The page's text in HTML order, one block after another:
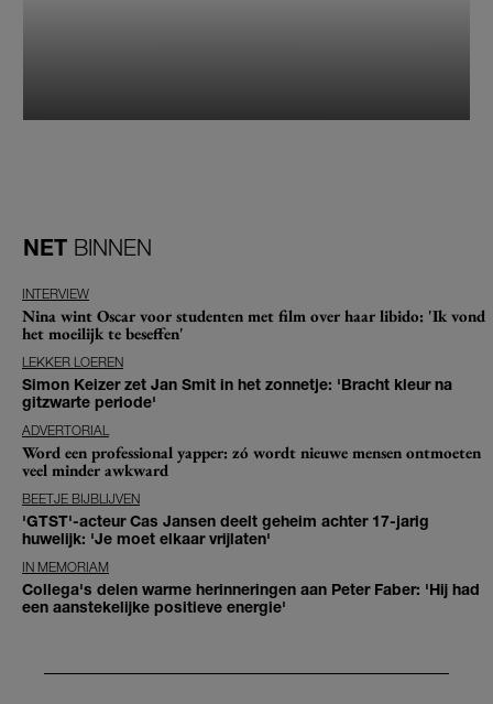
NET BINNEN
INTERVIEW
Nina wint Oscar voor studenten met film over haar libido: 'Ik vond
het moeilijk te beseffen'
LEKKER LOEREN
Simon Keizer zet Jan Smit in het zonnetje: 'Bracht kleur na
gitzwarte periode'
ADVERTORIAL
Word een professional yapper: zó wordt nieuwe mensen ontmoeten
veel minder awkward
BEETJE BIJBLIJVEN
'GTST'-acteur Cas Jansen deelt geheim achter 17-jarig
huwelijk: 'Je moet elkaar vrijlaten'
IN MEMORIAM
Collega's delen warme herinneringen aan Peter Faber: 'Hij had
een aanstekelijke positieve energie'